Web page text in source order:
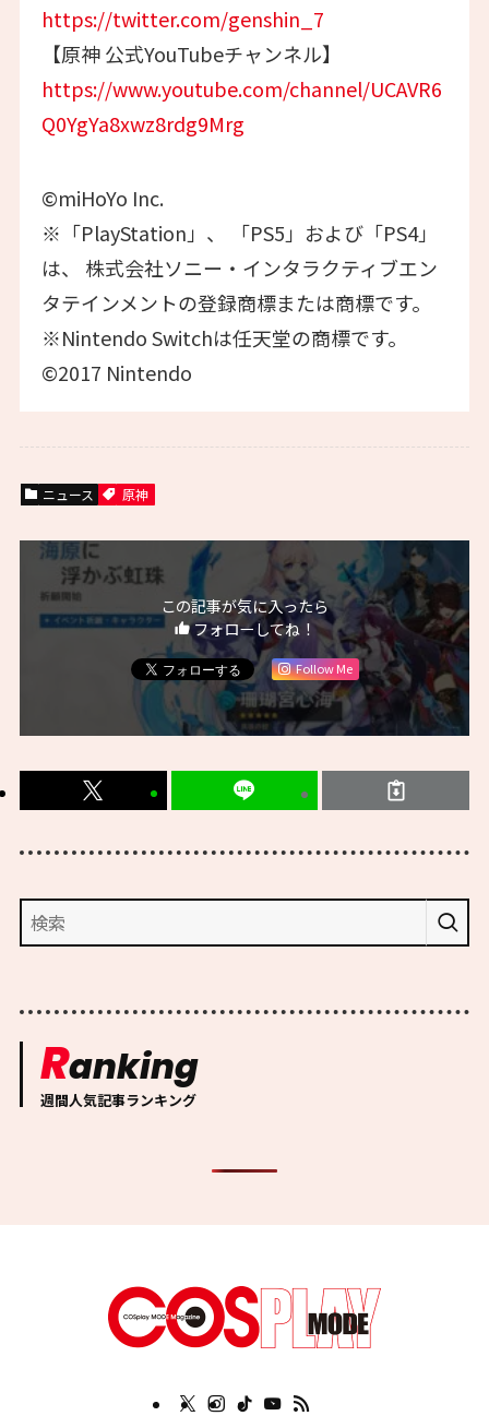
https://twitter.com/genshin_7
【原神 公式YouTubeチャンネル】
https://www.youtube.com/channel/UCAVR6
Q0YgYa8xwz8rdg9Mrg
©miHoYo Inc.
※「PlayStation」、 「PS5」および「PS4」
は、 株式会社ソニー・インタラクティブエン
タテインメントの登録商標または商標です。
※Nintendo Switchは任天堂の商標です。
©2017 Nintendo
ニュース 原神
この記事が気に入ったら
フォローしてね！
Follow Me
Ranking
週間人気記事ランキング